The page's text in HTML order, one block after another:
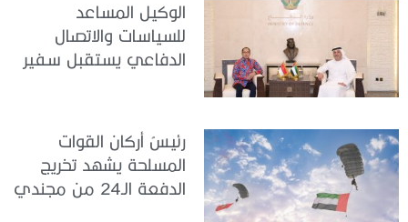
الوكيل المساعد
للسياسات والاتصال
الدفاعي يستقبل سفير
رئيسُ أركان القوات
المسلحة يشهد تخريج
الدفعة الـ24 من مجندي